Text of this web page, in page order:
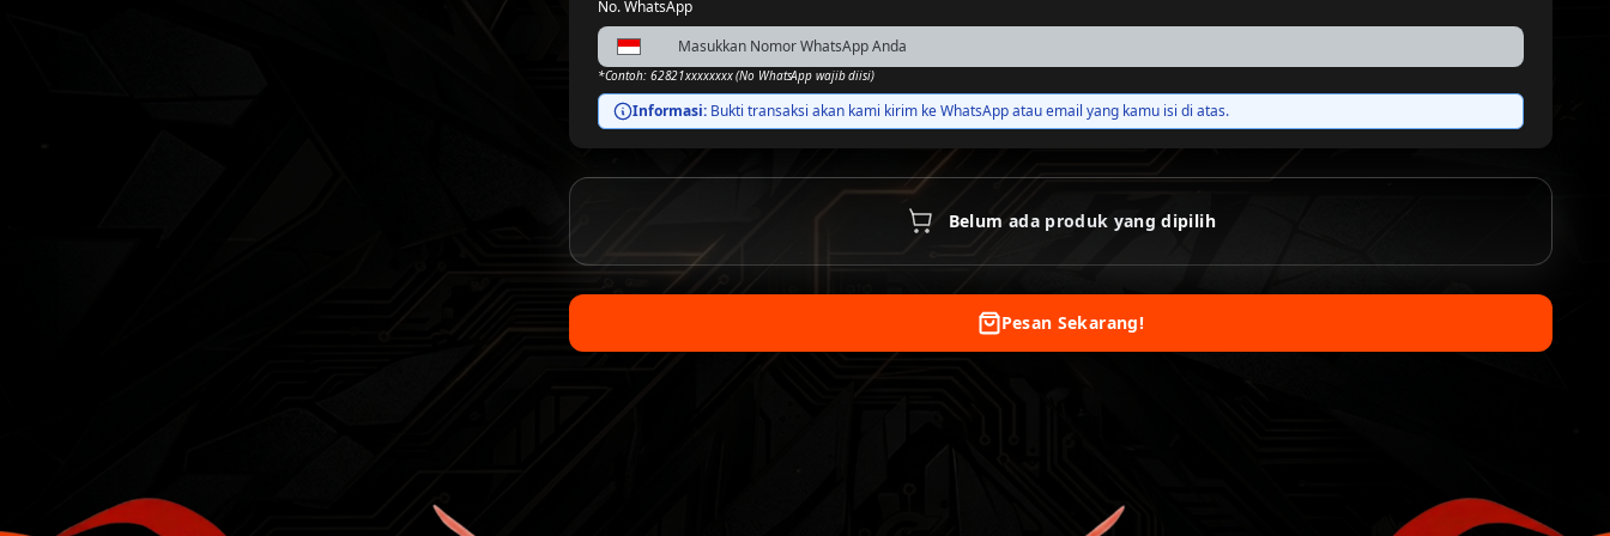
No. WhatsApp
*Contoh: 62821xxxxxxxx (No WhatsApp wajib diisi)
Informasi:Bukti transaksi akan kami kirim ke WhatsApp atau email yang kamu isi di atas.
Belum ada produk yang dipilih
Pesan Sekarang!